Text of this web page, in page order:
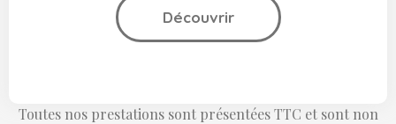
Découvrir
Toutes nos prestations sont présentées TTC et sont non